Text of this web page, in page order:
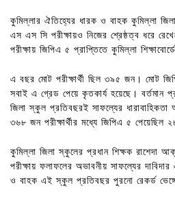
কুমিল্লার ঐতিহ্যের ধারক ও বাহক কুমিল্লা
এস এস সি পরীক্ষায়ও নিজের শ্রেষ্ঠত্ব ধরে
পরীক্ষায় জিপিএ ৫ প্রাপ্তিতে কুমিল্লা
এ বছর মোট পরীক্ষার্থী ছিল ৩৯৫ জন। মোট
সবাই এ গ্রেড পেয়ে কৃতকার্য হয়েছে। বর্তমান
জিলা স্কুল প্রতিবছরই সাফল্যের
৩৬৮ জন পরীক্ষার্থীর মধ্যে জিপিএ ৫ পেয়েছিল
কুমিল্লা জিলা স্কুলের প্রধান শিক্ষক রাশেদা
পরীক্ষায় ফলাফলের অভাবনীয় সাফল্যের
ও বাহক এই স্কুল প্রতিবছর পুরনো রেকর্ড